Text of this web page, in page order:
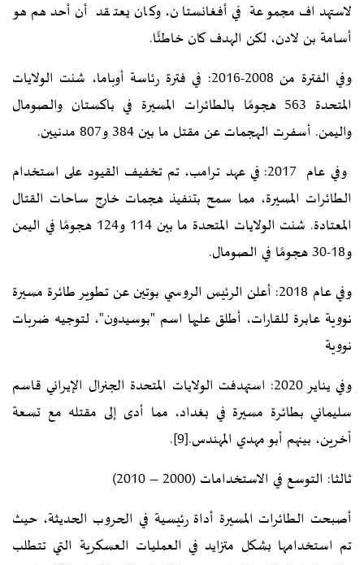
لاستهداف مجموعة في أفغانستان، وكان يعتقد أن أحدهم هو
أسامة بن لادن، لكن الهدف كان خاطئًا.
وفي الفترة من 2008-2016: في فترة رئاسة أوباما، شنت الولايات
المتحدة 563 هجومًا بالطائرات المسيرة في باكستان والصومال
واليمن. أسفرت الهجمات عن مقتل ما بين 384 و807 مدنيين.
وفي عام 2017: في عهد ترامب، تم تخفيف القيود على استخدام
الطائرات المسيرة، مما سمح بتنفيذ هجمات خارج ساحات القتال
المعتادة. شنت الولايات المتحدة ما بين 114 و124 هجومًا في اليمن
و18-30 هجومًا في الصومال.
وفي عام 2018: أعلن الرئيس الروسي بوتين عن تطوير طائرة مسيرة
نووية عابرة للقارات، أطلق عليها اسم "بوسيدون"، لتوجيه ضربات
نووية
وفي يناير 2020: استهدفت الولايات المتحدة الجنرال الإيراني قاسم
سليماني بطائرة مسيرة في بغداد، مما أدى إلى مقتله مع تسعة
آخرين، بينهم أبو مهدي المهندس.[9]
.
ثالثا: التوسع في الاستخدامات (2000 – 2010)
أصبحت الطائرات المسيرة أداة رئيسية في الحروب الحديثة، حيث
تم استخدامها بشكل متزايد في العمليات العسكرية التي تتطلب